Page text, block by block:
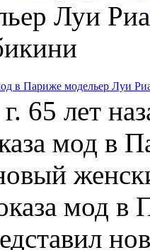
Луи
в Париже модельер Луи
65 лет
мод в